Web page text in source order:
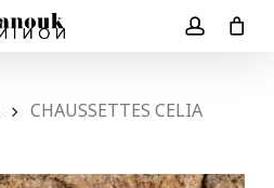
CHAUSSETTES CELIA